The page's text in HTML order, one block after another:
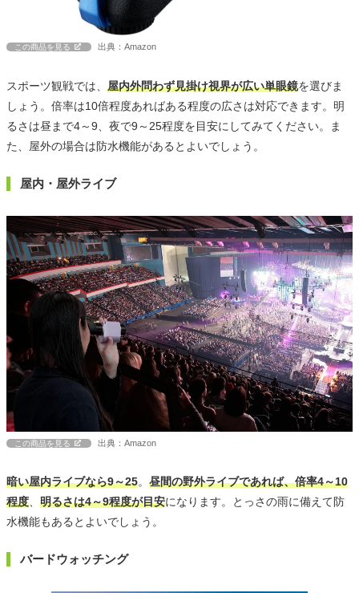
この商品を見る 出典：Amazon
スポーツ観戦では、 屋内外問わず見掛け視界が広い単眼鏡を選びま
しょう。倍率は10倍程度あればある程度の広さは対応できます。明
るさは昼まで4～9、夜で9～25程度を目安にしてみてください。ま
た、屋外の場合は防水機能があるとよいでしょう。
屋内・屋外ライブ
この商品を見る 出典：Amazon
暗い屋内ライブなら9～25。 昼間の野外ライブであれば、倍率4～10
程度、 明るさは4～9程度が目安になります。とっさの雨に備えて防
水機能もあるとよいでしょう。
バードウォッチング